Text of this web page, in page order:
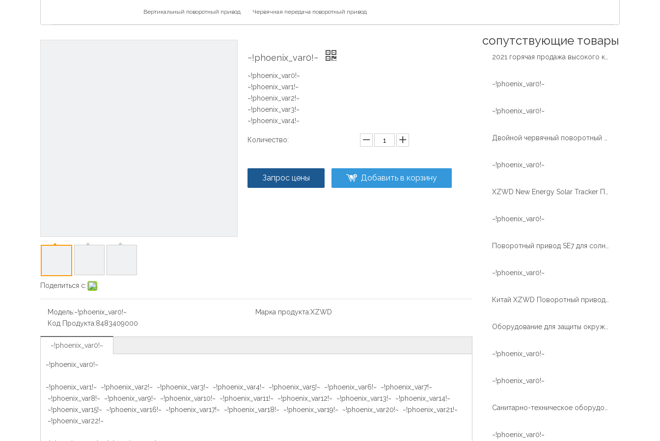
简体中文
Вертикальный поворотный привод Червячная передача поворотный привод
Поделиться с:
~!phoenix_var0!~
~!phoenix_var0!~
~!phoenix_var1!~
~!phoenix_var2!~
~!phoenix_var3!~
~!phoenix_var4!~
Количество:
Запрос цены Добавить в корзину
Модель:~!phoenix_var0!~ Марка продукта:XZWD
Код Продукта:8483409000
~!phoenix_var0!~
~!phoenix_var0!~
~!phoenix_var1!~ ~!phoenix_var2!~ ~!phoenix_var3!~ ~!phoenix_var4!~ ~!phoenix_var5!~ ~!phoenix_var6!~ ~!phoenix_var7!~
~!phoenix_var8!~ ~!phoenix_var9!~ ~!phoenix_var10!~ ~!phoenix_var11!~ ~!phoenix_var12!~ ~!phoenix_var13!~ ~!phoenix_var14!~
~!phoenix_var15!~ ~!phoenix_var16!~ ~!phoenix_var17!~ ~!phoenix_var18!~ ~!phoenix_var19!~ ~!phoenix_var20!~ ~!phoenix_var21!~
~!phoenix_var22!~
сопутствующие товары
~!phoenix_var0!~
~!phoenix_var0!~
~!phoenix_var0!~
~!phoenix_var0!~
~!phoenix_var0!~
~!phoenix_var0!~
~!phoenix_var0!~
~!phoenix_var0!~